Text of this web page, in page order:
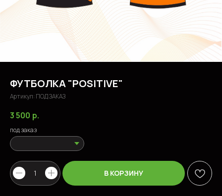
ФУТБОЛКА "POSITIVE"
Артикул: ПОД ЗАКАЗ
3 500 р.
под заказ
В КОРЗИНУ